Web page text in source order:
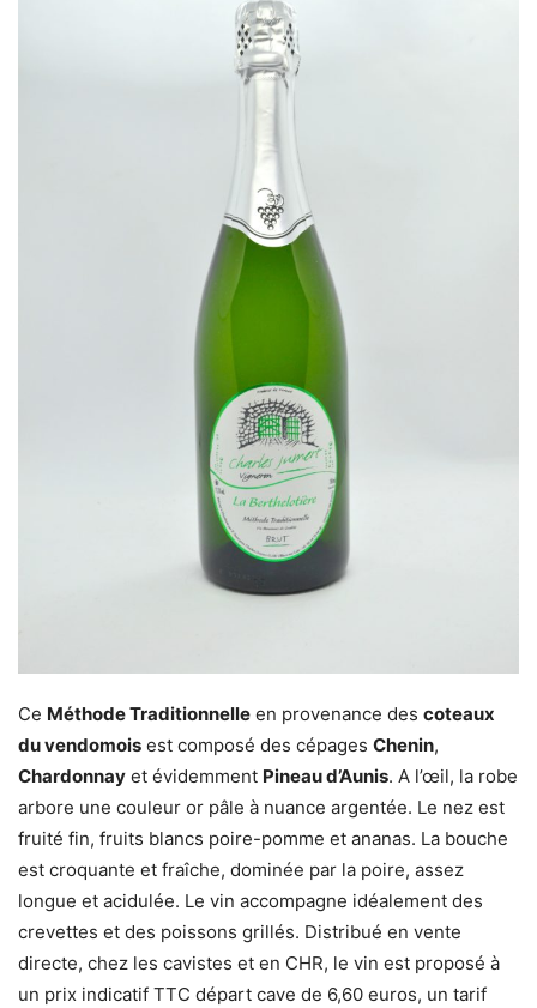
Ce Méthode Traditionnelle en provenance des coteaux
du vendomois est composé des cépages Chenin,
Chardonnay et évidemment Pineau d’Aunis. A l’œil, la robe
arbore une couleur or pâle à nuance argentée. Le nez est
fruité fin, fruits blancs poire-pomme et ananas. La bouche
est croquante et fraîche, dominée par la poire, assez
longue et acidulée. Le vin accompagne idéalement des
crevettes et des poissons grillés. Distribué en vente
directe, chez les cavistes et en CHR, le vin est proposé à
un prix indicatif TTC départ cave de 6,60 euros, un tarif